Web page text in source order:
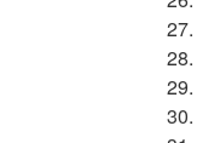
27.
28.
29.
30.